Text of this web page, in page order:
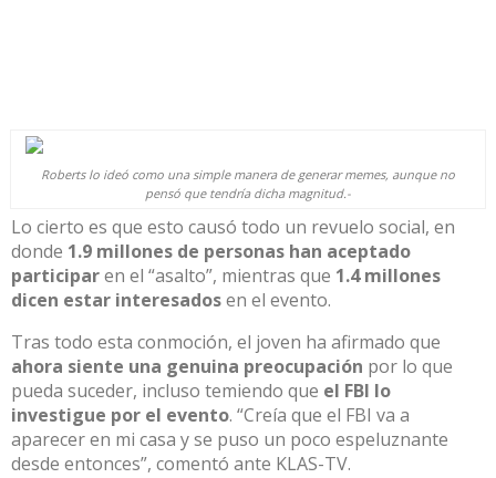
Roberts lo ideó como una simple manera de generar memes, aunque no
pensó que tendría dicha magnitud.-
Lo cierto es que esto causó todo un revuelo social, en
donde 1.9 millones de personas han aceptado
participaren el “asalto”, mientras que 1.4 millones
dicen estar interesadosen el evento.
Tras todo esta conmoción, el joven ha afirmado que
ahora siente una genuina preocupación por lo que
pueda suceder, incluso temiendo que el FBI lo
investigue por el evento. “Creía que el FBI va a
aparecer en mi casa y se puso un poco espeluznante
desde entonces”, comentó ante KLAS-TV.